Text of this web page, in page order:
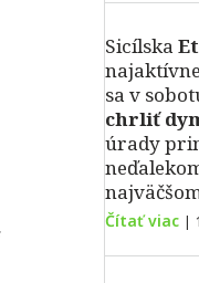
Sicílska
sa v
chrliť
úrady
Čítať viac |